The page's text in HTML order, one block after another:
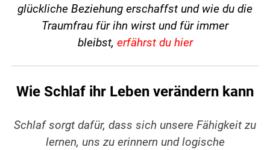
glückliche Beziehung erschaffst und wie du die
Traumfrau für ihn wirst und für immer
bleibst, erfährst du hier
Wie Schlaf ihr Leben verändern kann
Schlaf sorgt dafür, dass sich unsere Fähigkeit zu
lernen, uns zu erinnern und logische